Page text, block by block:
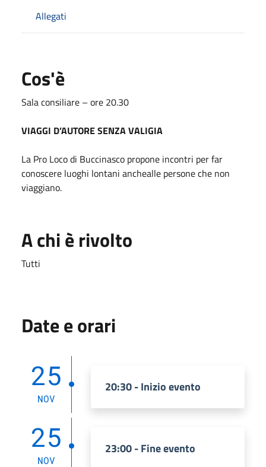
Allegati
Cos'è
Sala consiliare – ore 20.30
VIAGGI D’AUTORE SENZA VALIGIA
La Pro Loco di Buccinasco propone incontri per far
conoscere luoghi lontani anchealle persone che non
viaggiano.
A chi è rivolto
Tutti
Date e orari
25
NOV
20:30 - Inizio evento
25
NOV
23:00 - Fine evento